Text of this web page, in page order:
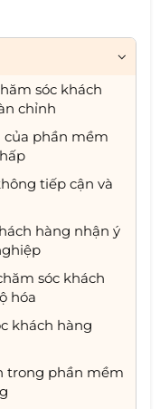
sóc khách
chỉnh
của phần mềm
tiếp cận và
hàng nhận ý
sóc khách
hóa
khách hàng
trong phần mềm